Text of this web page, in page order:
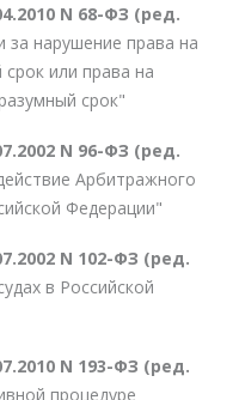
N 68-ФЗ (ред.
за нарушение права на
или права на
срок"
N 96-ФЗ (ред.
Арбитражного
Федерации"
N 102-ФЗ (ред.
в Российской
N 193-ФЗ (ред.
процедуре